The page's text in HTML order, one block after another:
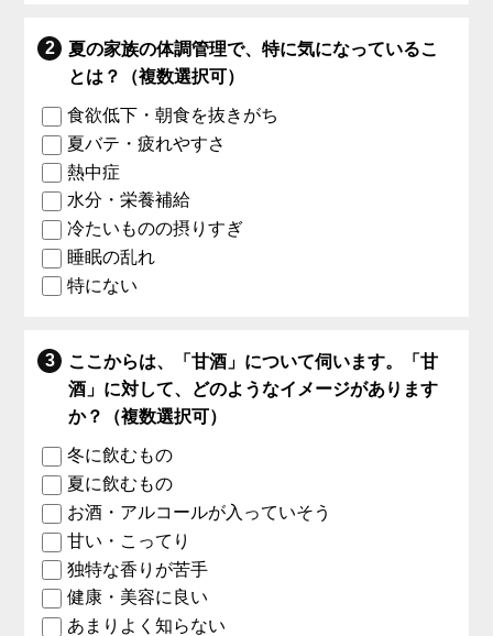
夏の家族の体調管理で、特に気になっているこ
とは？（複数選択可）
食欲低下・朝食を抜きがち
夏バテ・疲れやすさ
熱中症
水分・栄養補給
冷たいものの摂りすぎ
睡眠の乱れ
特にない
ここからは、「甘酒」について伺います。「甘
酒」に対して、どのようなイメージがあります
か？（複数選択可）
冬に飲むもの
夏に飲むもの
お酒・アルコールが入っていそう
甘い・こってり
独特な香りが苦手
健康・美容に良い
あまりよく知らない